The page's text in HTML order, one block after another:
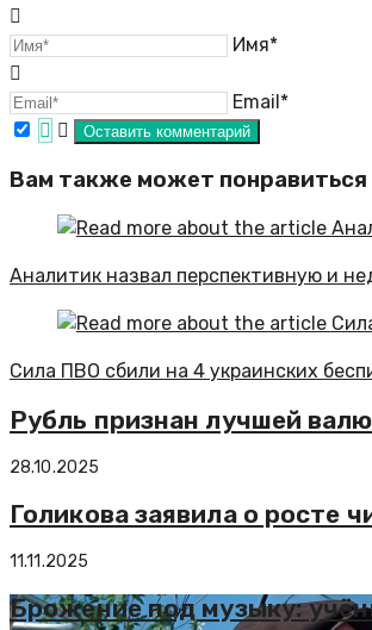
Имя*
Email*
Вам также может понравиться
Аналитик назвал перспективную и
Сила ПВО сбили на 4 украинских
Рубль признан лучшей
28.10.2025
Голикова заявила о росте
11.11.2025
Брожение под музыку: